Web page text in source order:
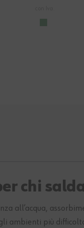
chi
all’acqua,
ambienti più